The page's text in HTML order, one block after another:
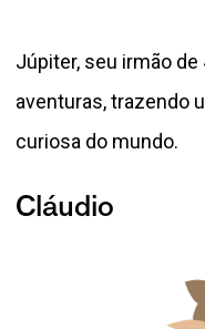
Júpiter, seu irmão
aventuras, trazendo
curiosa do mundo.
Cláudio